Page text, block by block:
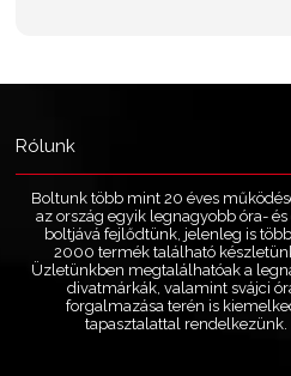
Rólunk
Boltunk több mint 20 éves
az ország egyik legnagyobb óra- és
boltjává fejlődtünk, jelenleg is
2000 termék található
Üzletünkben megtalálhatóak a
divatmárkák, valamint svájci
forgalmazása terén is
tapasztalattal rendelkezünk.